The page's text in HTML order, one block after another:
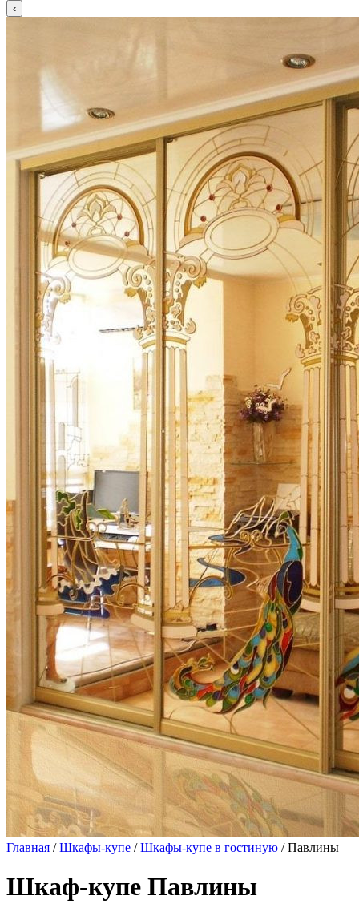
Главная /Шкафы-купе /Шкафы-купе в гостиную / Павлины
Шкаф-купе Павлины